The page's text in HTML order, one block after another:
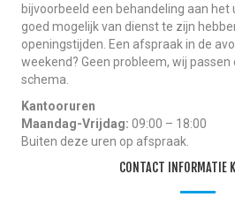
bijvoorbeeld een behandeling aan het
goed mogelijk van dienst te zijn
openingstijden. Een afspraak in de
weekend? Geen probleem, wij
schema.
Kantooruren
Maandag-Vrijdag: 09:00 – 18:00
Buiten deze uren op afspraak.
CONTACT INFORMATIE